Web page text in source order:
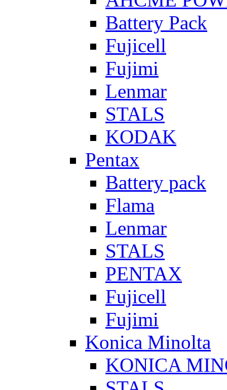
Battery Pack
Fujicell
Fujimi
Lenmar
STALS
KODAK
Pentax
Battery pack
Flama
Lenmar
STALS
PENTAX
Fujicell
Fujimi
Konica Minolta
KONICA